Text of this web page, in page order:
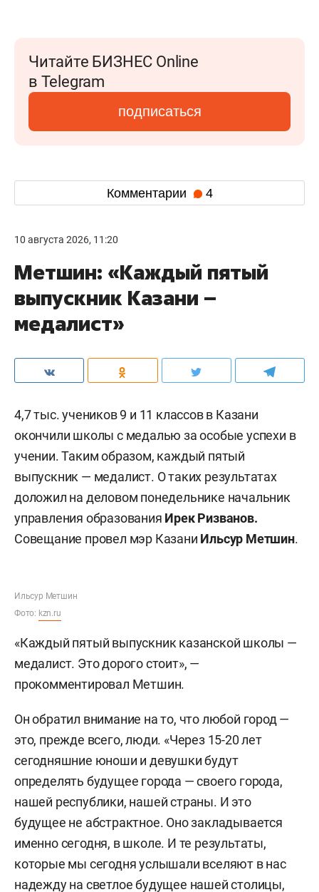
Читайте БИЗНЕС Online
в Telegram
подписаться
Комментарии 4
10 августа 2026, 11:20
Метшин: «Каждый пятый
выпускник Казани –
медалист»
4,7 тыс. учеников 9 и 11 классов в Казани
окончили школы с медалью за особые успехи в
учении. Таким образом, каждый пятый
выпускник — медалист. О таких результатах
доложил на деловом понедельнике начальник
управления образования Ирек Ризванов.
Совещание провел мэр Казани Ильсур Метшин.
Ильсур Метшин
Фото: kzn.ru
«Каждый пятый выпускник казанской школы —
медалист. Это дорого стоит», —
прокомментировал Метшин.
Он обратил внимание на то, что любой город —
это, прежде всего, люди. «Через 15-20 лет
сегодняшние юноши и девушки будут
определять будущее города — своего города,
нашей республики, нашей страны. И это
будущее не абстрактное. Оно закладывается
именно сегодня, в школе. И те результаты,
которые мы сегодня услышали вселяют в нас
надежду на светлое будущее нашей столицы,